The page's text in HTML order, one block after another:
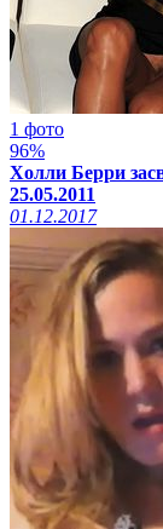
1 фото
96%
Холли Берри
25.05.2011
01.12.2017